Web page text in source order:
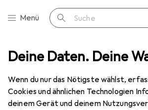
Deine Daten. Deine
Wenn du nur das Nötigste wählst,
Cookies und ähnlichen Technologien
deinem Gerät und deinem
Navigation nach Kategorien
Menü Suche
Server Zubehör HPE
2 Bilder